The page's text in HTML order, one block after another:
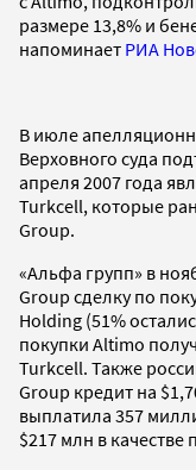
размере 13,8% и
напоминает РИА
В июле
Верховного суда
апреля 2007 года
Turkcell, которые
Group.
«Альфа групп» в
Group сделку по
Holding (51%
покупки Altimo
Turkcell. Также
Group кредит на
выплатила 357
$217 млн в качестве